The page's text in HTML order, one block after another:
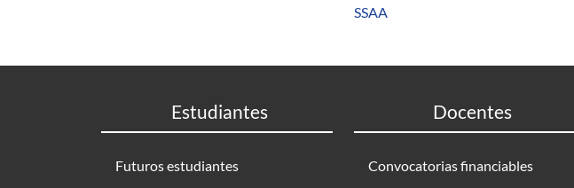
SSAA
Estudiantes
Futuros estudiantes
Docentes
Convocatorias financiables